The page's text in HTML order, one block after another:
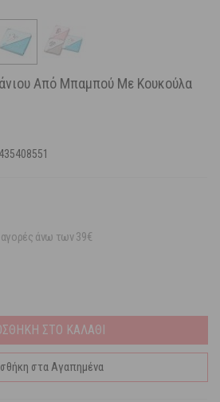
Από Μπαμπού Με Κουκούλα
άνω των 39€
ΣΤΟ ΚΑΛΑΘΙ
στα Αγαπημένα